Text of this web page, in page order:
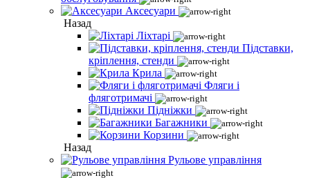
Аксесуари
Назад
Ліхтарі
Підставки,
кріплення, стенди
Крила
Фляги і
фляготримачі
Підніжки
Багажники
Корзини
Назад
Рульове управління